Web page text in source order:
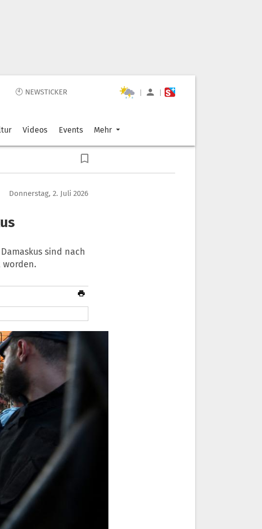
🕙 NEWSTICKER | |
Videos Events Mehr
Donnerstag, 2. Juli 2026
sind nach
worden.